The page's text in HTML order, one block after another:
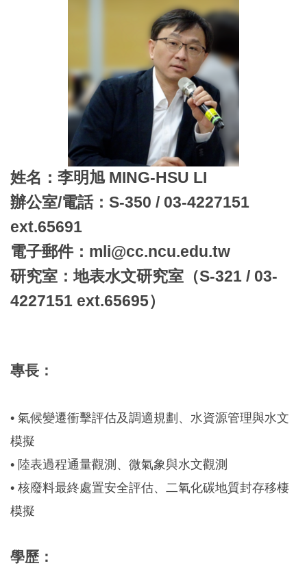
姓名：李明旭 MING-HSU LI
辦公室/電話：S-350 / 03-4227151
ext.65691
電子郵件：mli@cc.ncu.edu.tw
研究室：地表水文研究室（S-321 / 03-
4227151 ext.65695）
專長：
• 氣候變遷衝擊評估及調適規劃、水資源管理與水文
模擬
• 陸表過程通量觀測、微氣象與水文觀測
• 核廢料最終處置安全評估、二氧化碳地質封存移棲
模擬
學歷：